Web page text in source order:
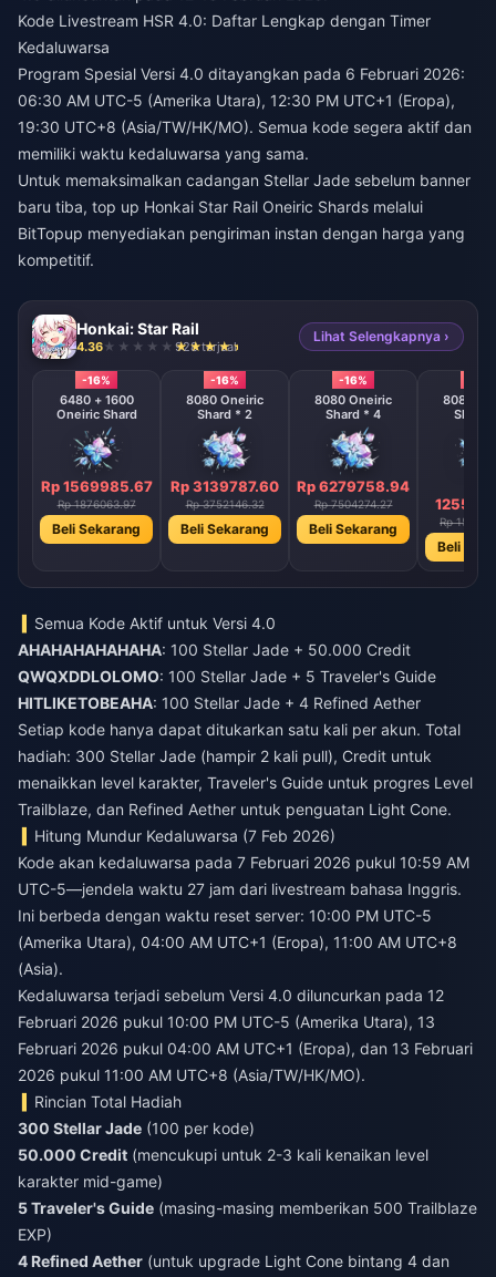
Kode Livestream HSR 4.0: Daftar Lengkap dengan Timer
Kedaluwarsa
Program Spesial Versi 4.0 ditayangkan pada 6 Februari 2026:
06:30 AM UTC-5 (Amerika Utara), 12:30 PM UTC+1 (Eropa),
19:30 UTC+8 (Asia/TW/HK/MO). Semua kode segera aktif dan
memiliki waktu kedaluwarsa yang sama.
Untuk memaksimalkan cadangan Stellar Jade sebelum banner
baru tiba, top up Honkai Star Rail Oneiric Shards melalui
BitTopup menyediakan pengiriman instan dengan harga yang
kompetitif.
Honkai: Star Rail
4.36 928 terjual
Lihat Selengkapnya ›
-16%
6480 + 1600
Oneiric Shard
Rp 1569985.67
Rp 1876063.97
Beli Sekarang
-16%
8080 Oneiric
Shard * 2
Rp 3139787.60
Rp 3752146.32
Beli Sekarang
-16%
8080 Oneiric
Shard * 4
Rp 6279758.94
Rp 7504274.27
Beli Sekarang
8080
Shard
Rp
Beli
Semua Kode Aktif untuk Versi 4.0
AHAHAHAHAHAHA: 100 Stellar Jade + 50.000 Credit
QWQXDDLOLOMO: 100 Stellar Jade + 5 Traveler's Guide
HITLIKETOBEAHA: 100 Stellar Jade + 4 Refined Aether
Setiap kode hanya dapat ditukarkan satu kali per akun. Total
hadiah: 300 Stellar Jade (hampir 2 kali pull), Credit untuk
menaikkan level karakter, Traveler's Guide untuk progres Level
Trailblaze, dan Refined Aether untuk penguatan Light Cone.
Hitung Mundur Kedaluwarsa (7 Feb 2026)
Kode akan kedaluwarsa pada 7 Februari 2026 pukul 10:59 AM
UTC-5—jendela waktu 27 jam dari livestream bahasa Inggris.
Ini berbeda dengan waktu reset server: 10:00 PM UTC-5
(Amerika Utara), 04:00 AM UTC+1 (Eropa), 11:00 AM UTC+8
(Asia).
Kedaluwarsa terjadi sebelum Versi 4.0 diluncurkan pada 12
Februari 2026 pukul 10:00 PM UTC-5 (Amerika Utara), 13
Februari 2026 pukul 04:00 AM UTC+1 (Eropa), dan 13 Februari
2026 pukul 11:00 AM UTC+8 (Asia/TW/HK/MO).
Rincian Total Hadiah
300 Stellar Jade (100 per kode)
50.000 Credit (mencukupi untuk 2-3 kali kenaikan level
karakter mid-game)
5 Traveler's Guide (masing-masing memberikan 500 Trailblaze
EXP)
4 Refined Aether (untuk upgrade Light Cone bintang 4 dan